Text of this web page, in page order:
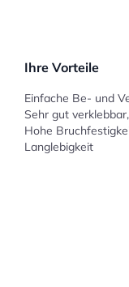
Ihre Vorteile
Einfache Be- und
Sehr gut
Hohe
Langlebigkeit